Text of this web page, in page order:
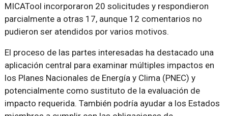
MICATool incorporaron 20 solicitudes y respondieron
parcialmente a otras 17, aunque 12 comentarios no
pudieron ser atendidos por varios motivos.
El proceso de las partes interesadas ha destacado una
aplicación central para examinar múltiples impactos en
los Planes Nacionales de Energía y Clima (PNEC) y
potencialmente como sustituto de la evaluación de
impacto requerida. También podría ayudar a los Estados